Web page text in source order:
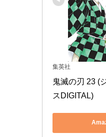
集英社
鬼滅の刃 23 (
スDIGITAL)